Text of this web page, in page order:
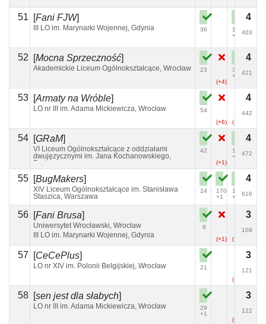
51 [Fani FJW]
III LO im. Marynarki Wojennej, Gdynia 36
112
+1
4
403
52 [Mocna Sprzeczność]
Akademickie Liceum Ogólnokształcące, Wrocław
23
(+4)
31
+4
4
421
53 [Armaty na Wróble]
LO nr III im. Adama Mickiewicza, Wrocław
54
(+6)
(+4)
4
442
54 [GRaM]
VI Liceum Ogólnokształcące z oddziałami
dwujęzycznymi im. Jana Kochanowskiego,
Radom
42
(+1)
158
+2
4
472
55 [BugMakers]
XIV Liceum Ogólnokształcące im. Stanisława
Staszica, Warszawa
24
170
+1
156
+3
4
616
56 [Fani Brusa]
Uniwersytet Wrocławski, Wrocław
III LO im. Marynarki Wojennej, Gdynia
9
(+1)
(+12)
3
108
57 [CeCePlus]
LO nr XIV im. Polonii Belgijskiej, Wrocław
21
(+5)
3
121
58 [sen jest dla słabych]
LO nr III im. Adama Mickiewicza, Wrocław
29
+1
(+2)
3
122